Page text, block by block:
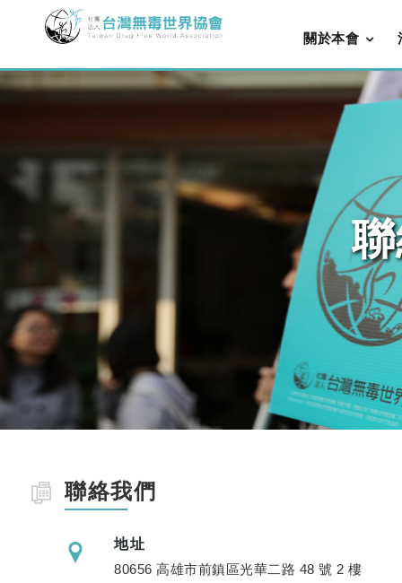
關於本會
聯絡我們
地址
80656 高雄市前鎮區光華二路 48 號 2 樓